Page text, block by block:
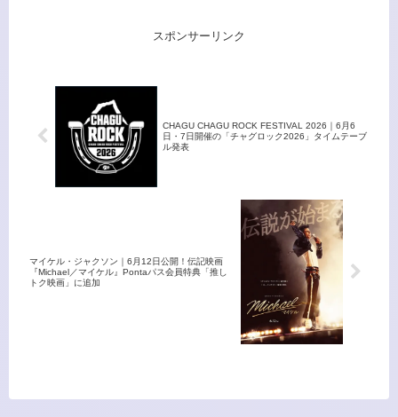
誌のライター菊池真平によるギ
ターへの想いを綴るコラム第二
で、お得な早割チケット販売
中！
スポンサーリンク
CHAGU CHAGU ROCK FESTIVAL 2026｜6月6
日・7日開催の「チャグロック2026」タイムテーブ
ル発表
マイケル・ジャクソン｜6月12日公開！伝記映画
『Michael／マイケル』Pontaパス会員特典「推し
トク映画」に追加